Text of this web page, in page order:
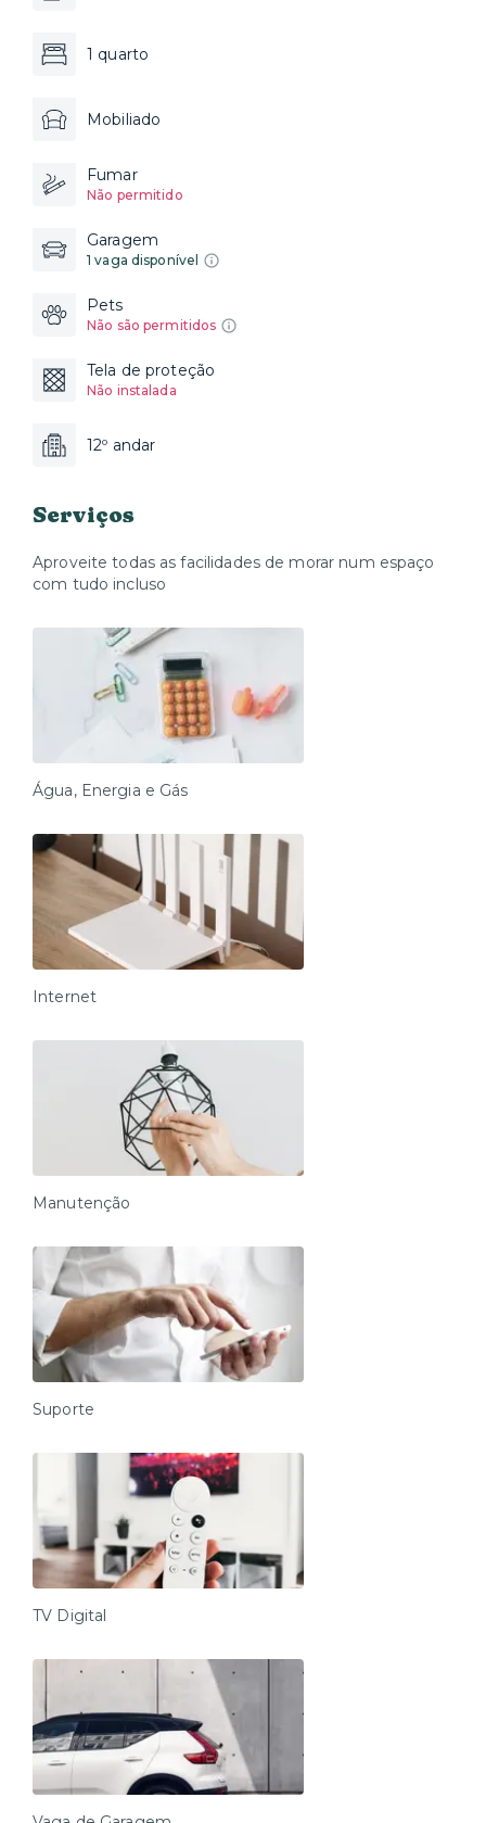
1 quarto
Mobiliado
Fumar
Não permitido
Garagem
1 vaga disponível
Pets
Não são permitidos
Tela de proteção
Não instalada
12º andar
Serviços
Aproveite todas as facilidades de morar num espaço
com tudo incluso
Água, Energia e Gás
Internet
Manutenção
Suporte
TV Digital